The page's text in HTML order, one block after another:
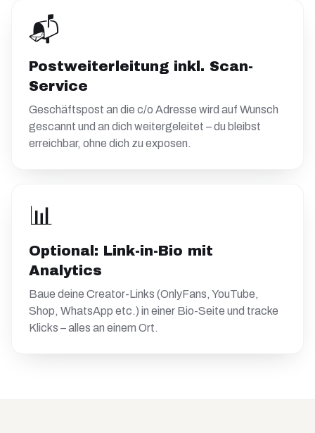
📬
Postweiterleitung inkl. Scan-
Service
Geschäftspost an die c/o Adresse wird auf Wunsch
gescannt und an dich weitergeleitet – du bleibst
erreichbar, ohne dich zu exposen.
📊
Optional: Link-in-Bio mit
Analytics
Baue deine Creator-Links (OnlyFans, YouTube,
Shop, WhatsApp etc.) in einer Bio-Seite und tracke
Klicks – alles an einem Ort.